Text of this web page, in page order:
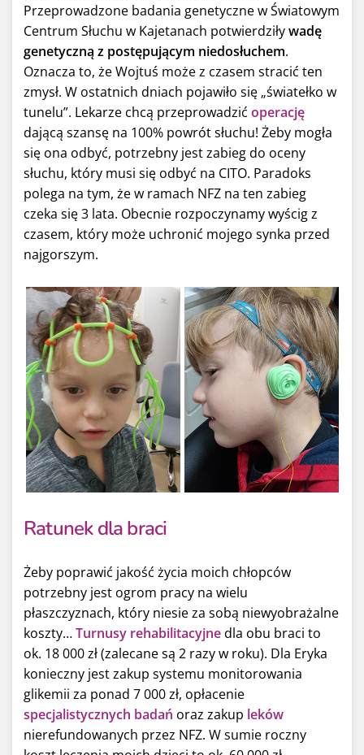
Przeprowadzone badania genetyczne w Światowym
Centrum Słuchu w Kajetanach potwierdziływadę
genetyczną z postępującym niedosłuchem.
Oznacza to, że Wojtuś może z czasem stracić ten
zmysł. W ostatnich dniach pojawiło się „światełko w
tunelu”. Lekarze chcą przeprowadzić operację
dającą szansę na 100% powrót słuchu! Żeby mogła
się ona odbyć, potrzebny jest zabieg do oceny
słuchu, który musi się odbyć na CITO. Paradoks
polega na tym, że w ramach NFZ na ten zabieg
czeka się 3 lata. Obecnie rozpoczynamy wyścig z
czasem, który może uchronić mojego synka przed
najgorszym.
Ratunek dla braci
Żeby poprawić jakość życia moich chłopców
potrzebny jest ogrom pracy na wielu
płaszczyznach, który niesie za sobą niewyobrażalne
koszty…Turnusy rehabilitacyjnedla obu braci to
ok. 18 000 zł (zalecane są 2 razy w roku). Dla Eryka
konieczny jest zakup systemu monitorowania
glikemii za ponad 7 000 zł, opłacenie
specjalistycznych badań oraz zakup leków
nierefundowanych przez NFZ. W sumie roczny